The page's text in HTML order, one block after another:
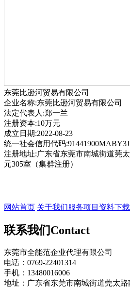
东莞比逊河贸易有限公司
企业名称:东莞比逊河贸易有限公司
法定代表人:郑一兰
注册资本:10万元
成立日期:2022-08-23
统一社会信用代码
注册地址:广东省东莞市南城街道莞
元305室（集群注册）
网站首页 关于我们服务项目 资料下载
联系我们Contact
东莞市全能范企业代理有限公司
电话：0769-22401314
手机：13480016006
地址：广东省东莞市南城街道莞太路